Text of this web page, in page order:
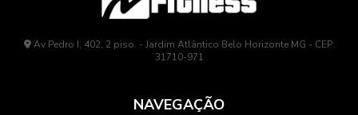
Av Pedro I, 402, 2 piso. - Jardim Atlântico Belo Horizonte MG - CEP:
31710-971
NAVEGAÇÃO